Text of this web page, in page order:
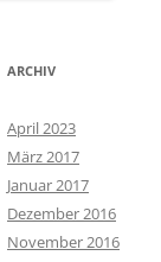
ARCHIV
April 2023
März 2017
Januar 2017
Dezember 2016
November 2016